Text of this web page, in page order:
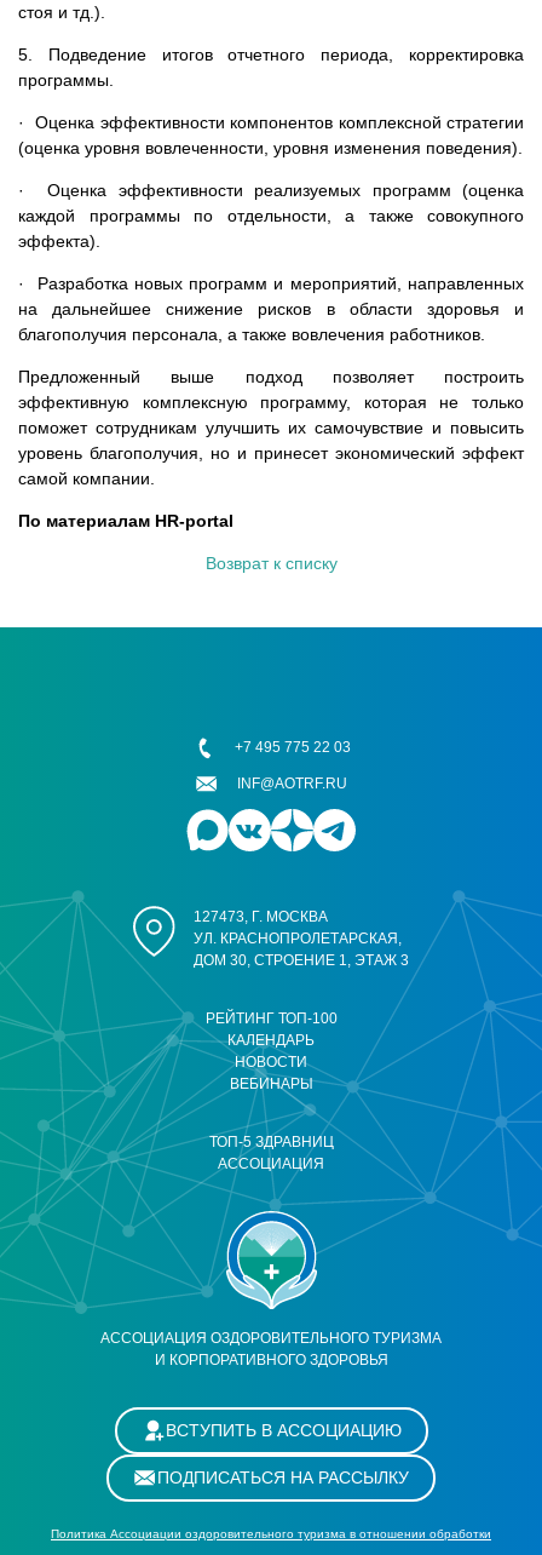
стоя и тд.).
5. Подведение итогов отчетного периода, корректировка
программы.
· Оценка эффективности компонентов комплексной стратегии
(оценка уровня вовлеченности, уровня изменения поведения).
· Оценка эффективности реализуемых программ (оценка
каждой программы по отдельности, а также совокупного
эффекта).
· Разработка новых программ и мероприятий, направленных
на дальнейшее снижение рисков в области здоровья и
благополучия персонала, а также вовлечения работников.
Предложенный выше подход позволяет построить
эффективную комплексную программу, которая не только
поможет сотрудникам улучшить их самочувствие и повысить
уровень благополучия, но и принесет экономический эффект
самой компании.
По материалам HR-portal
Возврат к списку
АССОЦИАЦИЯ ОЗДОРОВИТЕЛЬНОГО ТУРИЗМА
И КОРПОРАТИВНОГО ЗДОРОВЬЯ
РЕЙТИНГ ТОП-100
КАЛЕНДАРЬ
НОВОСТИ
ВЕБИНАРЫ
ТОП-5 ЗДРАВНИЦ
АССОЦИАЦИЯ
127473, Г. МОСКВА
УЛ. КРАСНОПРОЛЕТАРСКАЯ,
ДОМ 30, СТРОЕНИЕ 1, ЭТАЖ 3
+7 495 775 22 03
INF@AOTRF.RU
ВСТУПИТЬ В АССОЦИАЦИЮ
ПОДПИСАТЬСЯ НА РАССЫЛКУ
Политика Ассоциации оздоровительного туризма в отношении обработки